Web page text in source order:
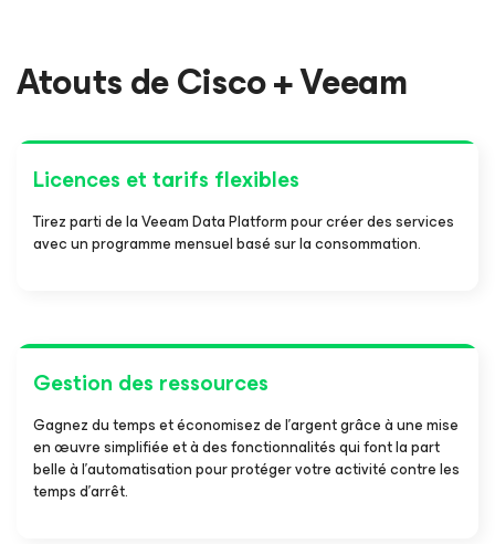
Atouts de Cisco + Veeam
Licences et tarifs flexibles
Tirez parti de la Veeam Data Platform pour créer des services
avec un programme mensuel basé sur la consommation.
Gestion des ressources
Gagnez du temps et économisez de l’argent grâce à une mise
en œuvre simplifiée et à des fonctionnalités qui font la part
belle à l’automatisation pour protéger votre activité contre les
temps d’arrêt.